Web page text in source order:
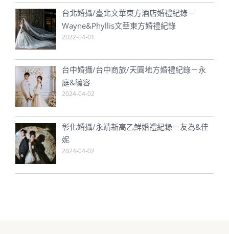
台北婚攝/臺北文華東方酒店婚禮紀錄－
Wayne&Phyllis文華東方婚禮紀錄
2022-04-01
台中婚攝/台中商旅/天圓地方婚禮紀錄－永
庭&毓容
2024-04-02
彰化婚攝/永靖新高乙鮮婚禮紀錄－友為&佳
妮
2024-04-02